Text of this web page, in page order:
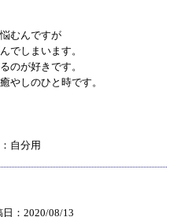
むんですが
でしまいます。
のが好きです。
やしのひと時です。
自分用
日：2020/08/13